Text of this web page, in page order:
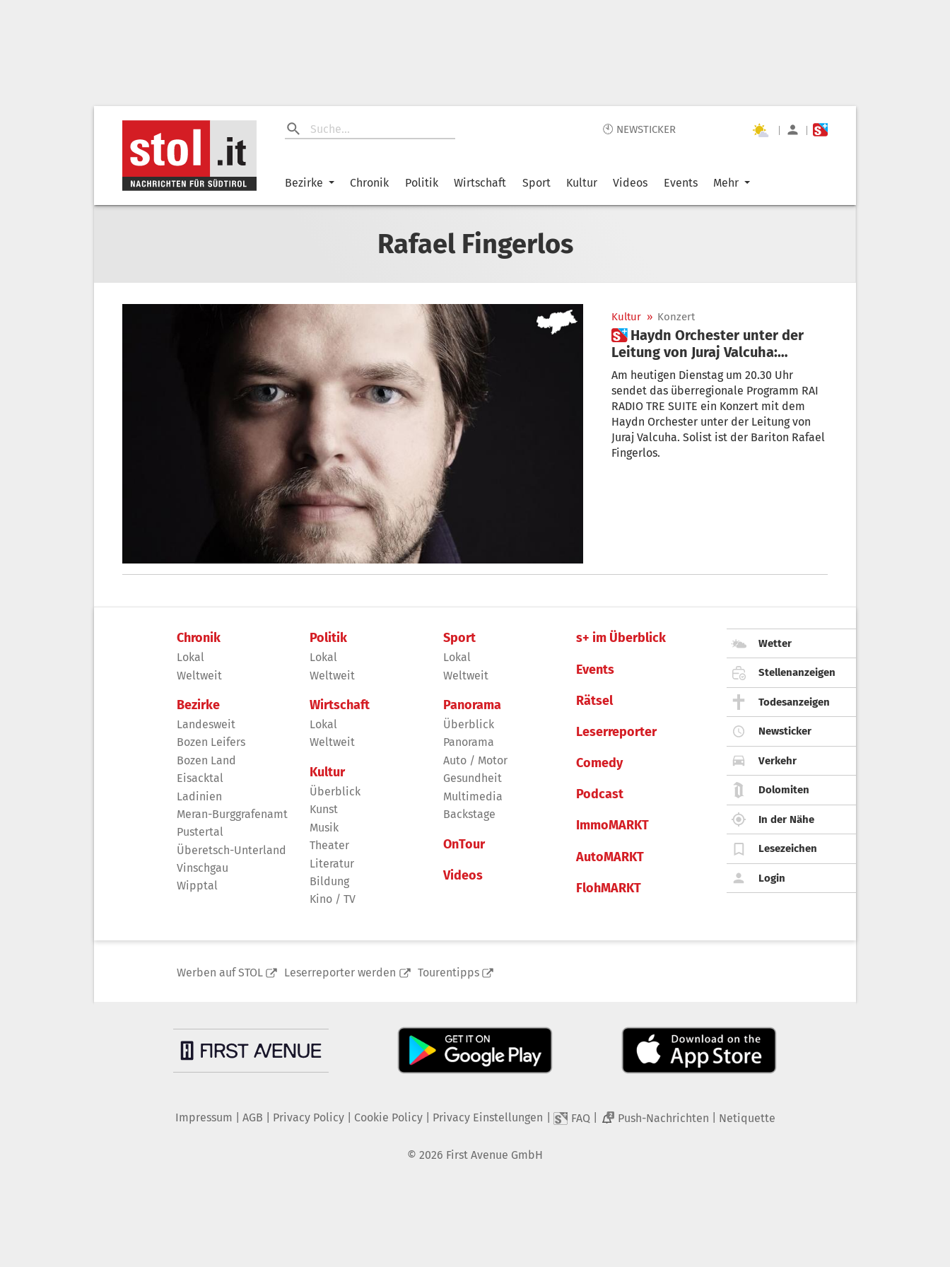
🕙 NEWSTICKER | |
Bezirke Chronik Politik Wirtschaft Sport Kultur Videos Events Mehr
Rafael Fingerlos
Kultur » Konzert
 Haydn Orchester unter der
Leitung von Juraj Valcuha:
Konzert heute im TV
Am heutigen Dienstag um 20.30 Uhr
sendet das überregionale Programm RAI
RADIO TRE SUITE ein Konzert mit dem
Haydn Orchester unter der Leitung von
Juraj Valcuha. Solist ist der Bariton Rafael
Fingerlos.
Chronik
Lokal
Weltweit
Bezirke
Landesweit
Bozen Leifers
Bozen Land
Eisacktal
Ladinien
Meran-Burggrafenamt
Pustertal
Überetsch-Unterland
Vinschgau
Wipptal
Politik
Lokal
Weltweit
Wirtschaft
Lokal
Weltweit
Kultur
Überblick
Kunst
Musik
Theater
Literatur
Bildung
Kino / TV
Sport
Lokal
Weltweit
Panorama
Überblick
Panorama
Auto / Motor
Gesundheit
Multimedia
Backstage
OnTour
Videos
s+ im Überblick
Events
Rätsel
Leserreporter
Comedy
Podcast
ImmoMARKT
AutoMARKT
FlohMARKT
Wetter
Stellenanzeigen
Todesanzeigen
Newsticker
Verkehr
Dolomiten
In der Nähe
Lesezeichen
Login
Werben auf STOL Leserreporter werden Tourentipps
Impressum AGB Privacy Policy| Cookie Policy| Privacy Einstellungen FAQ 2 Push-Nachrichten Netiquette
© 2026 First Avenue GmbH